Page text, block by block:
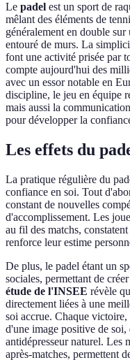
Le padel est un sport de
mêlant des éléments de
généralement en double
entouré de murs. La
font une activité prisée par
compte aujourd'hui des
avec un essor notable en
discipline, le jeu en équipe
mais aussi la
pour développer la
Les effets du
La pratique régulière du
confiance en soi. Tout
constant de nouvelles
d'accomplissement. Les
au fil des matchs,
renforce leur estime
De plus, le padel étant un
sociales, permettant de
étude de l'INSEE révèle
directement liées à une
soi accrue. Chaque
d'une image positive de
antidépresseur naturel. Les
après-matches, permettent